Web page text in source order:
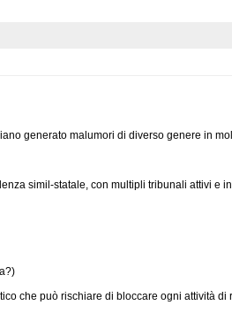
generato malumori di diverso genere in
simil-statale, con multipli tribunali attivi e
che può rischiare di bloccare ogni attività di